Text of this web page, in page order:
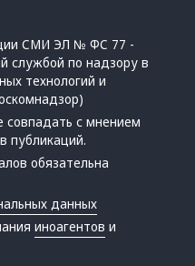
СМИ ЭЛ № ФС 77 -
службой по надзору в
технологий и
с мнением
публикаций.
обязательна
данных
иноагентов и